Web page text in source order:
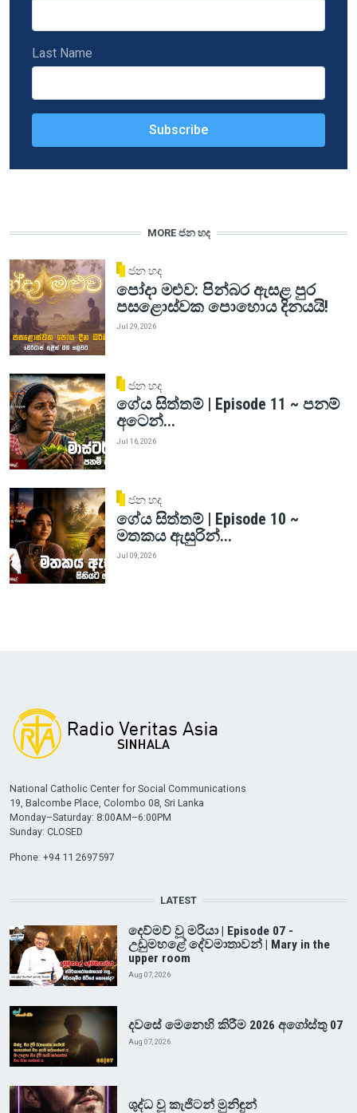
Last Name
MORE ජන හද
ජන හද
පෝදා මළුව: පින්බර ඇසළ පුර
පසළොස්වක පොහොය දිනයයි!
Jul 29, 2026
ජන හද
ගේය සිත්තම් | Episode 11 ~ පනම්
අටෙන්...
Jul 16, 2026
ජන හද
ගේය සිත්තම් | Episode 10 ~
මතකය ඇසුරින්...
Jul 09, 2026
National Catholic Center for Social Communications
19, Balcombe Place, Colombo 08, Sri Lanka
Monday–Saturday: 8:00AM–6:00PM
Sunday: CLOSED
Phone: +94 11 2697597
LATEST
දෙව්මව් වූ මරියා | Episode 07 -
උඩුමහළේ දේවමාතාවන් | Mary in the
upper room
Aug 07, 2026
දවසේ මෙනෙහි කිරීම 2026 අගෝස්තු 07
Aug 07, 2026
ශුද්ධ වූ කැජිටන් මුනිඳුන්